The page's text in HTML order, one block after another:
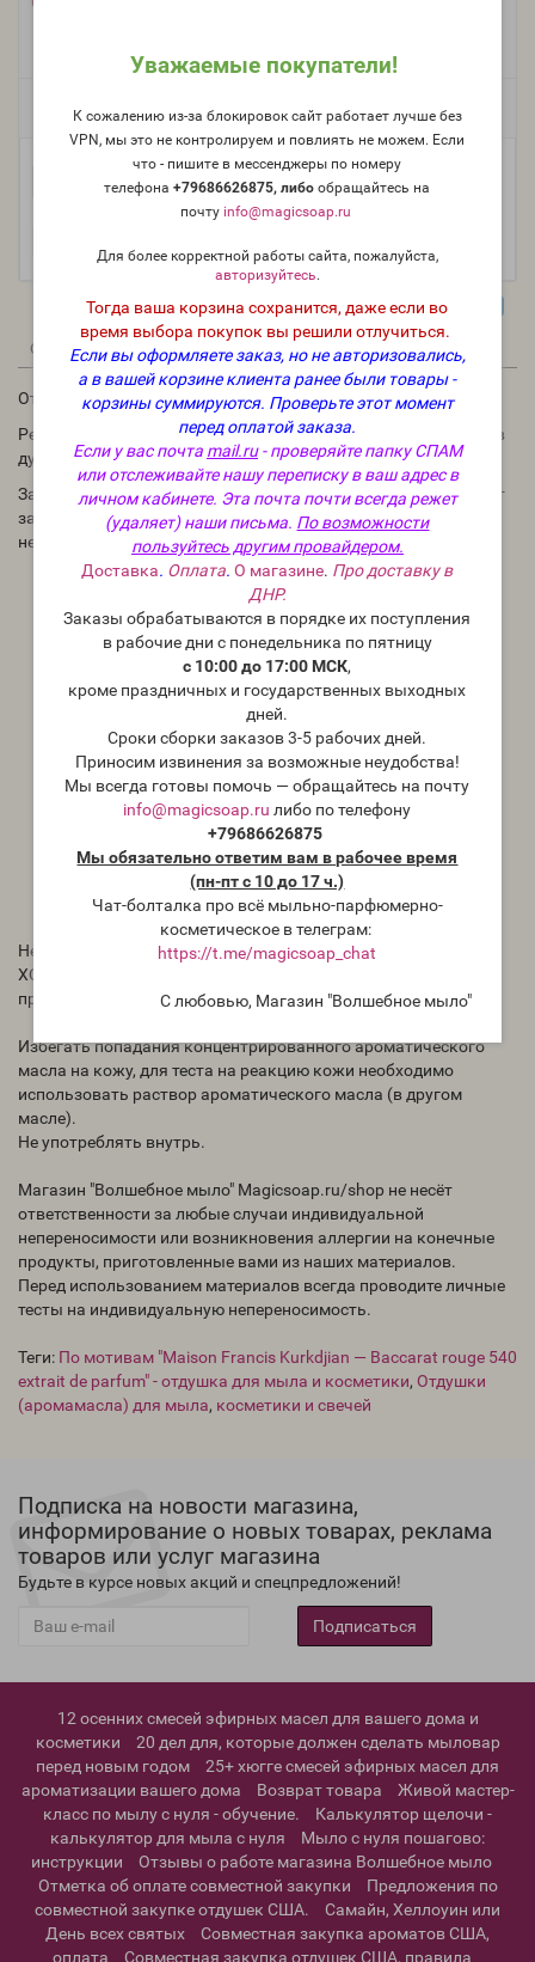
Уважаемые покупатели!
К сожалению из-за блокировок сайт работает лучше без
VPN, мы это не контролируем и повлиять не можем. Если
что - пишите в мессенджеры по номеру
телефона+79686626875, либообращайтесь на
почту info@magicsoap.ru
Для более корректной работы сайта, пожалуйста,
авторизуйтесь.
Тогда ваша корзина сохранится, даже если во
время выбора покупок вы решили отлучиться.
Если вы оформляете заказ, но не авторизовались,
а в вашей корзине клиента ранее были товары -
корзины суммируются. Проверьте этот момент
перед оплатой заказа.
Если у вас почта mail.ru- проверяйте папку СПАМ
или отслеживайте нашу переписку в ваш адрес в
личном кабинете. Эта почта почти всегда режет
(удаляет) наши письма. По возможности
пользуйтесь другим провайдером.
Доставка. Оплата.О магазине. Про доставку в
ДНР.
Заказы обрабатываются в порядке их поступления
в рабочие дни с понедельника по пятницу
с 10:00 до 17:00 МСК,
кроме праздничных и государственных выходных
дней.
Сроки сборки заказов 3-5 рабочих дней.
Приносим извинения за возможные неудобства!
Мы всегда готовы помочь — обращайтесь на почту
info@magicsoap.ru либо по телефону
+79686626875
Мы обязательно ответим вам в рабочее время
(пн-пт с 10 до 17 ч.)
Чат-болталка про всё мыльно-парфюмерно-
косметическое в телеграм:
https://t.me/magicsoap_chat
С любовью, Магазин "Волшебное мыло"
Есть в наличии
+ В корзину
Описание Отзывы Вопрос - Ответ
Отдушка для мыла и косметических средств.
Рекомендации по использованию: в мыле и косметике 1-3%, в
духах до 30%.
Запах ароматического масла в бутылке может отличаться от
запаха в приготовленном Вами продукте. Для проверки
необходимо проводить тесты.
Нет никаких сведений, как ведёт себя отдушка в мыле с нуля
ХОЛОДНЫМ способом. Всегда тестируйте отдушки перед
применением.
Избегать попадания концентрированного ароматического
масла на кожу, для теста на реакцию кожи необходимо
использовать раствор ароматического масла (в другом
масле).
Не употреблять внутрь.
Магазин "Волшебное мыло" Magicsoap.ru/shop не несёт
ответственности за любые случаи индивидуальной
непереносимости или возникновения аллергии на конечные
продукты, приготовленные вами из наших материалов.
Перед использованием материалов всегда проводите личные
тесты на индивидуальную непереносимость.
Теги: По мотивам "Maison Francis Kurkdjian — Baccarat rouge 540
extrait de parfum" - отдушка для мыла и косметики, Отдушки
(аромамасла) для мыла, косметики и свечей
Подписка на новости магазина,
информирование о новых товарах, реклама
товаров или услуг магазина
Будьте в курсе новых акций и спецпредложений!
Подписаться
12 осенних смесей эфирных масел для вашего дома и
косметики
20 дел для, которые должен сделать мыловар
перед новым годом
25+ хюгге смесей эфирных масел для
ароматизации вашего дома
Возврат товара
Живой мастер-
класс по мылу с нуля - обучение.
Калькулятор щелочи -
калькулятор для мыла с нуля
Мыло с нуля пошагово:
инструкции
Отзывы о работе магазина Волшебное мыло
Отметка об оплате совместной закупки
Предложения по
совместной закупке отдушек США.
Самайн, Хеллоуин или
День всех святых
Совместная закупка ароматов США,
оплата
Совместная закупка отдушек США, правила